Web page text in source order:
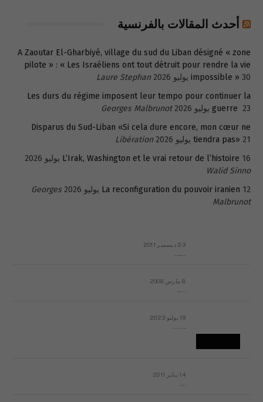
أحدث المقالات بالفرنسية
A Zaoutar El-Gharbiyé, village du sud du Liban désigné « zone
pilote » : « Les Israéliens ont tout détruit pour rendre la vie
impossible » 30 يوليو 2026
Laure Stephan
Les durs du régime imposent leur tempo pour continuer la
guerre 23 يوليو 2026
Georges Malbrunot
Disparus du Sud-Liban «Si cela dure encore, mon cœur ne
tiendra pas» 21 يوليو 2026
Libération
L’Irak, Washington et le vrai retour de l’histoire 16 يوليو 2026
Walid Sinno
La reconfiguration du pouvoir iranien 12 يوليو 2026
Georges
Malbrunot
23 ديسمبر 2011
8 مارس 2008
19 يوليو 2023
14 يناير 2011